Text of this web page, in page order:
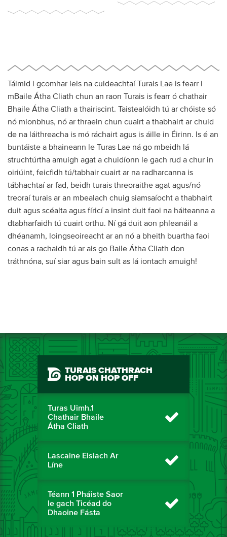
Táimid i gcomhar leis na cuideachtaí Turais Lae is fearr i
mBaile Átha Cliath chun an raon Turais is fearr ó chathair
Bhaile Átha Cliath a thairiscint. Taistealóidh tú ar chóiste só
nó mionbhus, nó ar thraein chun cuairt a thabhairt ar chuid
de na láithreacha is mó ráchairt agus is áille in Éirinn. Is é an
buntáiste a bhaineann le Turas Lae ná go mbeidh lá
struchtúrtha amuigh agat a chuidíonn le gach rud a chur in
oiriúint, feicfidh tú/tabhair cuairt ar na radharcanna is
tábhachtaí ar fad, beidh turais threoraithe agat agus/nó
treoraí turais ar an mbealach chuig siamsaíocht a thabhairt
duit agus scéalta agus fíricí a insint duit faoi na háiteanna a
dtabharfaidh tú cuairt orthu. Ní gá duit aon phleanáil a
dhéanamh, loingseoireacht ar an nó a bheith buartha faoi
conas a rachaidh tú ar ais go Baile Átha Cliath don
tráthnóna, suí siar agus bain sult as lá iontach amuigh!
TURAIS CHATHRACH
HOP ON HOP OFF
Turas Uimh.1
Chathair Bhaile
Átha Cliath
Lascaine Eisiach Ar
Líne
Téann 1 Pháiste Saor
le gach Ticéad do
Dhaoine Fásta